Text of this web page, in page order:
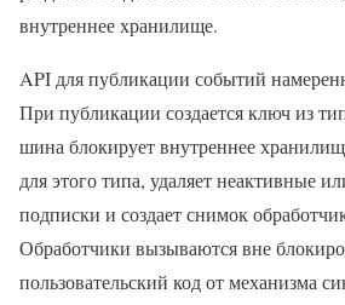
внутреннее хранилище.
API для публикации событий
При публикации создается ключ из
шина блокирует внутреннее
для этого типа, удаляет неактивные
подписки и создает снимок
Обработчики вызываются вне
пользовательский код от механизма